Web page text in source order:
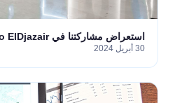
استعراض مشاركتنا في Webexpo ElDjazair
30 أبريل 2024